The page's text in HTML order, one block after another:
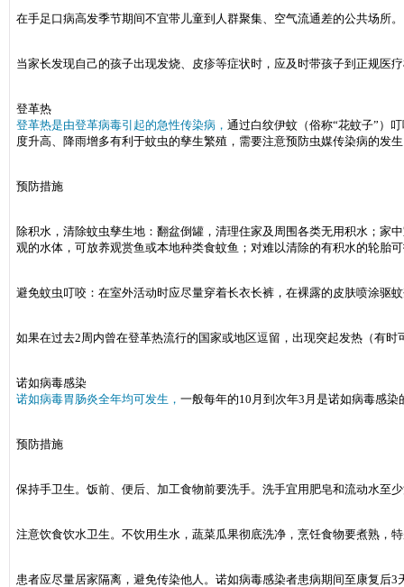
在手足口病高发季节期间不宜带儿童到人群聚集、空气流通差的公共场所。
当家长发现自己的孩子出现发烧、皮疹等症状时，应及时带孩子到正规医
登革热
登革热是由登革病毒引起的急性传染病， 通过白纹伊蚊（俗称“花蚊子”）
度升高、降雨增多有利于蚊虫的孳生繁殖，需要注意预防虫媒传染病的发
预防措施
除积水，清除蚊虫孳生地：翻盆倒罐，清理住家及周围各类无用积水；家
观的水体，可放养观赏鱼或本地种类食蚊鱼；对难以清除的有积水的轮胎
避免蚊虫叮咬：在室外活动时应尽量穿着长衣长裤，在裸露的皮肤喷涂驱
如果在过去2周内曾在登革热流行的国家或地区逗留，出现突起发热（有
诺如病毒感染
诺如病毒胃肠炎全年均可发生， 一般每年的10月到次年3月是诺如病毒感染
预防措施
保持手卫生。饭前、便后、加工食物前要洗手。洗手宜用肥皂和流动水至
注意饮食饮水卫生。不饮用生水，蔬菜瓜果彻底洗净，烹饪食物要煮熟，
患者应尽量居家隔离，避免传染他人。诺如病毒感染者患病期间至康复后